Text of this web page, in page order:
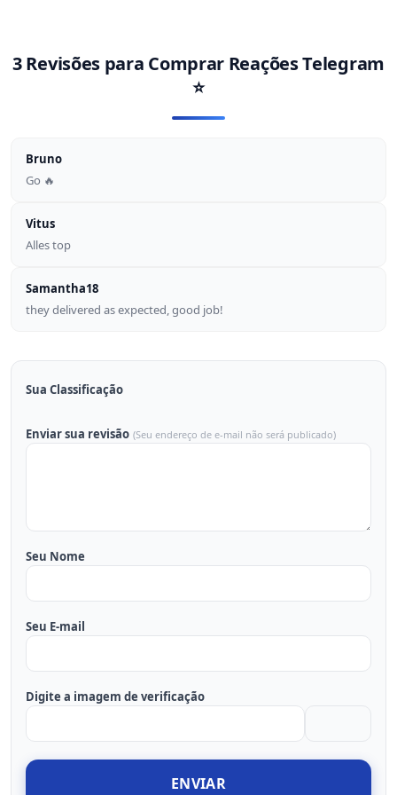
3 Revisões para Comprar Reações Telegram
⭐
Bruno
Go 🔥
Vitus
Alles top
Samantha18
they delivered as expected, good job!
Sua Classificação
Enviar sua revisão (Seu endereço de e-mail não será publicado)
Seu Nome
Seu E-mail
Digite a imagem de verificação
ENVIAR